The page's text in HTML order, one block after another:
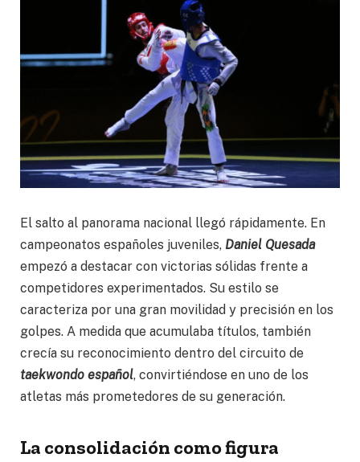
El salto al panorama nacional llegó rápidamente. En
campeonatos españoles juveniles, Daniel Quesada
empezó a destacar con victorias sólidas frente a
competidores experimentados. Su estilo se
caracteriza por una gran movilidad y precisión en los
golpes. A medida que acumulaba títulos, también
crecía su reconocimiento dentro del circuito de
taekwondo español, convirtiéndose en uno de los
atletas más prometedores de su generación.
La consolidación como figura